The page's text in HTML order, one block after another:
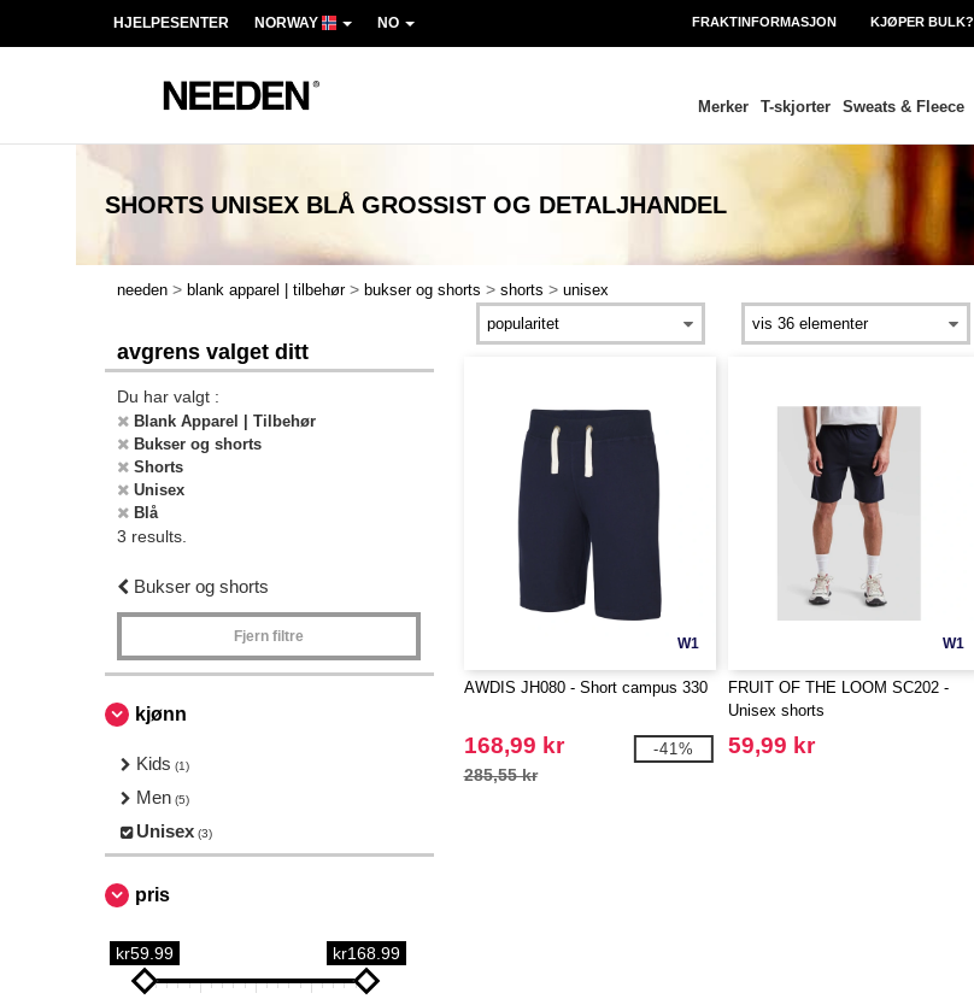
HJELPESENTER NORWAY NO FRAKTINFORMASJON KJØPER BULK?
Merker T-skjorter Sweats & Fleece
SHORTS UNISEX BLÅ GROSSIST OG DETALJHANDEL
needen > blank apparel | tilbehør > bukser og shorts > shorts > unisex
avgrens valget ditt
Du har valgt :
Blank Apparel | Tilbehør
Bukser og shorts
Shorts
Unisex
Blå
3 results.
Bukser og shorts
Fjern filtre
kjønn
Kids (1)
Men (5)
Unisex (3)
pris
kr59.99 kr168.99
W1
AWDIS JH080 - Short campus 330
168,99 kr
285,55 kr
-41%
W1
FRUIT OF THE LOOM SC202 -
Unisex shorts
59,99 kr